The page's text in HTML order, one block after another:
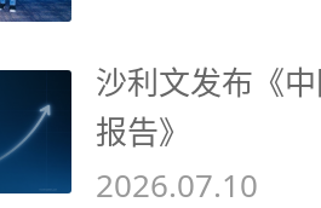
沙利文发布《
报告》
2026.07.10